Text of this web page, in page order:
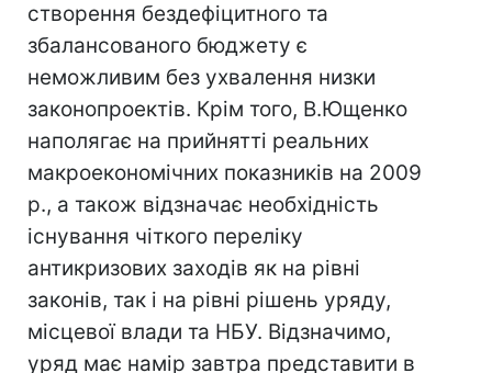
створення бездефіцитного та
збалансованого бюджету є
неможливим без ухвалення низки
законопроектів. Крім того, В.Ющенко
наполягає на прийнятті реальних
макроекономічних показників на 2009
р., а також відзначає необхідність
існування чіткого переліку
антикризових заходів як на рівні
законів, так і на рівні рішень уряду,
місцевої влади та НБУ. Відзначимо,
уряд має намір завтра представити в